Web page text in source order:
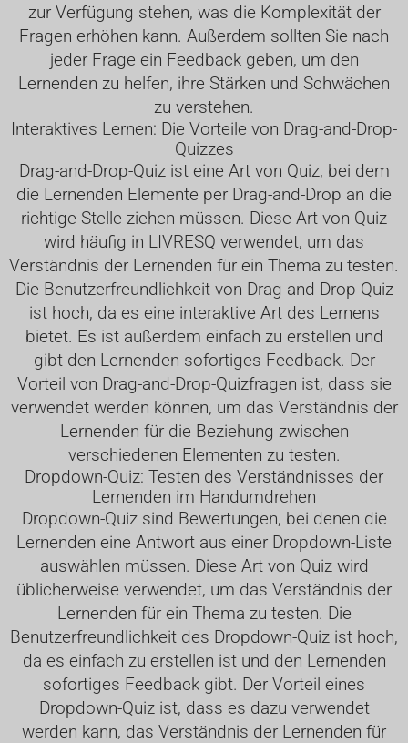
zur Verfügung stehen, was die Komplexität der
Fragen erhöhen kann. Außerdem sollten Sie nach
jeder Frage ein Feedback geben, um den
Lernenden zu helfen, ihre Stärken und Schwächen
zu verstehen.
Interaktives Lernen: Die Vorteile von Drag-and-Drop-
Quizzes
Drag-and-Drop-Quiz ist eine Art von Quiz, bei dem
die Lernenden Elemente per Drag-and-Drop an die
richtige Stelle ziehen müssen. Diese Art von Quiz
wird häufig in LIVRESQ verwendet, um das
Verständnis der Lernenden für ein Thema zu testen.
Die Benutzerfreundlichkeit von Drag-and-Drop-Quiz
ist hoch, da es eine interaktive Art des Lernens
bietet. Es ist außerdem einfach zu erstellen und
gibt den Lernenden sofortiges Feedback. Der
Vorteil von Drag-and-Drop-Quizfragen ist, dass sie
verwendet werden können, um das Verständnis der
Lernenden für die Beziehung zwischen
verschiedenen Elementen zu testen.
Dropdown-Quiz: Testen des Verständnisses der
Lernenden im Handumdrehen
Dropdown-Quiz sind Bewertungen, bei denen die
Lernenden eine Antwort aus einer Dropdown-Liste
auswählen müssen. Diese Art von Quiz wird
üblicherweise verwendet, um das Verständnis der
Lernenden für ein Thema zu testen. Die
Benutzerfreundlichkeit des Dropdown-Quiz ist hoch,
da es einfach zu erstellen ist und den Lernenden
sofortiges Feedback gibt. Der Vorteil eines
Dropdown-Quiz ist, dass es dazu verwendet
werden kann, das Verständnis der Lernenden für